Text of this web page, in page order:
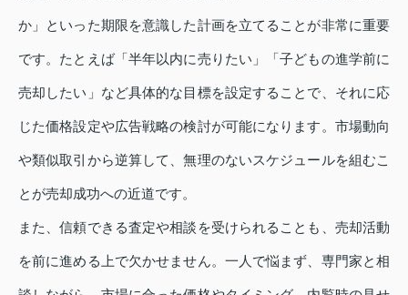
か」といった期限を意識した計画を立てることが非常に重要
です。たとえば「半年以内に売りたい」「子どもの進学前に
売却したい」など具体的な目標を設定することで、それに応
じた価格設定や広告戦略の検討が可能になります。市場動向
や類似取引から逆算して、無理のないスケジュールを組むこ
とが売却成功への近道です。
また、信頼できる査定や相談を受けられることも、売却活動
を前に進める上で欠かせません。一人で悩まず、専門家と相